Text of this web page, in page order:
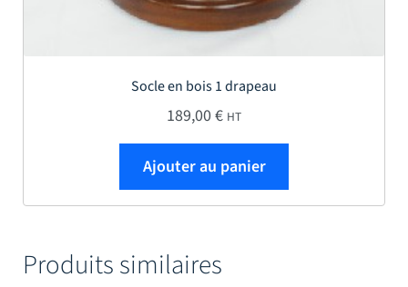
Socle en bois 1 drapeau
189,00€ HT
Ajouter au panier
Produits similaires